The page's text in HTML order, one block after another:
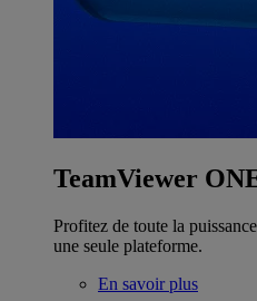
TeamViewer
Profitez de toute la
une seule plateforme.
En savoir plus